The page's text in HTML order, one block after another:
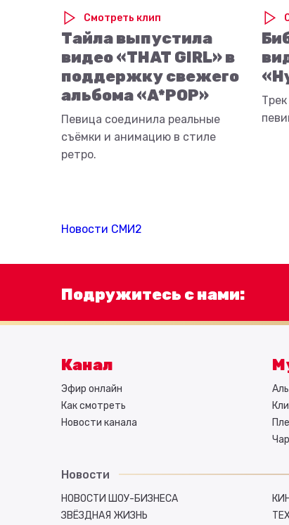
Смотреть клип
Тайла выпустила
видео «THAT GIRL» в
поддержку свежего
альбома «A*POP»
Певица соединила реальные
съёмки и анимацию в стиле
ретро.
Новости СМИ2
Подружитесь с нами:
Канал
Эфир онлайн
Как смотреть
Новости канала
Новости
НОВОСТИ ШОУ-БИЗНЕСА
ЗВЁЗДНАЯ ЖИЗНЬ